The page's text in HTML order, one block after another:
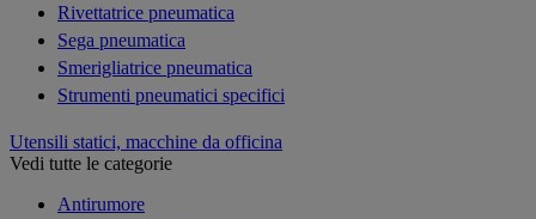
Rivettatrice pneumatica
Sega pneumatica
Smerigliatrice pneumatica
Strumenti pneumatici specifici
Utensili statici, macchine da officina
Vedi tutte le categorie
Antirumore